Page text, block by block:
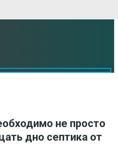
не просто
дно септика от